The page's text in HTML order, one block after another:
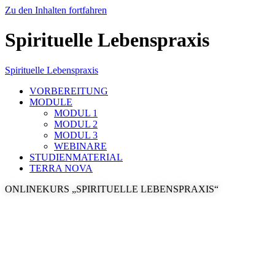
Zu den Inhalten fortfahren
Spirituelle Lebenspraxis
Spirituelle Lebenspraxis
VORBEREITUNG
MODULE
MODUL 1
MODUL 2
MODUL 3
WEBINARE
STUDIENMATERIAL
TERRA NOVA
ONLINEKURS „SPIRITUELLE LEBENSPRAXIS“